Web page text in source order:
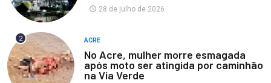
28 de julho de 2026
2 ACRE
No Acre, mulher morre esmagada
após moto ser atingida por caminhão
na Via Verde